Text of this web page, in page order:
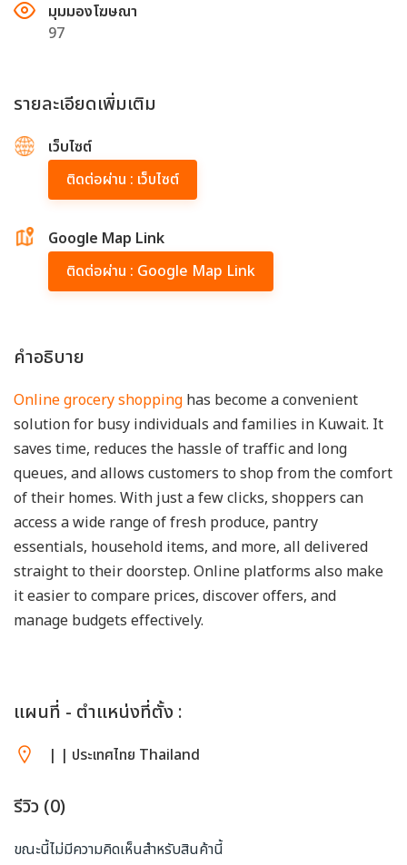
มุมมองโฆษณา
97
รายละเอียดเพิ่มเติม
เว็บไซต์
ติดต่อผ่าน : เว็บไซต์
Google Map Link
ติดต่อผ่าน : Google Map Link
คำอธิบาย
Online grocery shopping has become a convenient
solution for busy individuals and families in Kuwait. It
saves time, reduces the hassle of traffic and long
queues, and allows customers to shop from the comfort
of their homes. With just a few clicks, shoppers can
access a wide range of fresh produce, pantry
essentials, household items, and more, all delivered
straight to their doorstep. Online platforms also make
it easier to compare prices, discover offers, and
manage budgets effectively.
แผนที่ - ตำแหน่งที่ตั้ง :
| | ประเทศไทย Thailand
รีวิว (0)
ขณะนี้ไม่มีความคิดเห็นสำหรับสินค้านี้